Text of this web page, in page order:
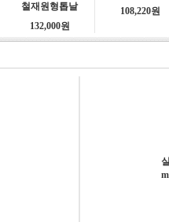
철재원형톱날
132,000원
108,220원